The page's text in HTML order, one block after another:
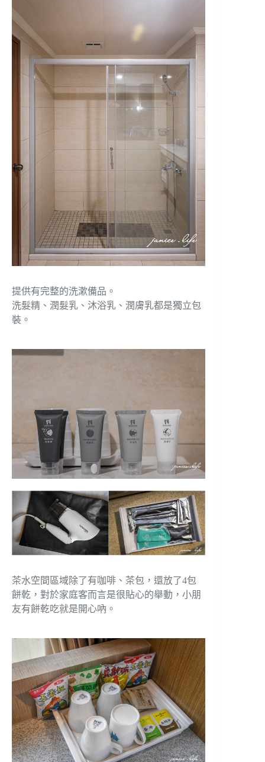
提供有完整的洗漱備品。
洗髮精、潤髮乳、沐浴乳、潤膚乳都是獨立包
裝。
茶水空間區域除了有咖啡、茶包，還放了4包
餅乾，對於家庭客而言是很貼心的舉動，小朋
友有餅乾吃就是開心吶。